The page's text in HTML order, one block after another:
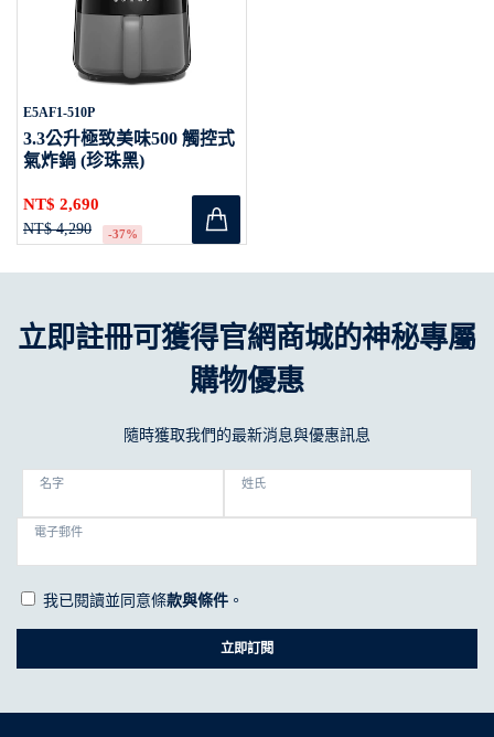
E5AF1-510P
3.3公升極致美味500 觸控式
氣炸鍋 (珍珠黑)
NT$ 2,690
NT$ 4,290 -37%
立即註冊可獲得官網商城的神秘專屬
購物優惠
隨時獲取我們的最新消息與優惠訊息
名字 姓氏
電子郵件
我已閱讀並同意條款與條件 。
立即訂閱